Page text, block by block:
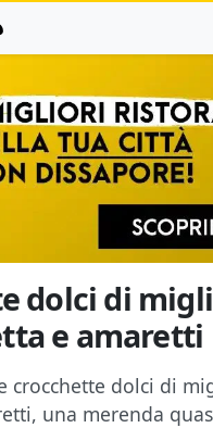
dolci di
e amaretti
crocchette dolci di
una merenda